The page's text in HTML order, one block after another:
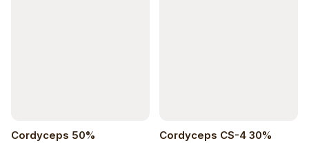
Cordyceps 50% Cordyceps CS-4 30%